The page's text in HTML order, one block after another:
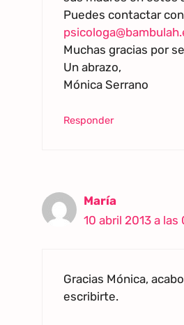
Puedes contactar
Muchas gracias por
Un abrazo,
Mónica Serrano
Responder
María
10 abril 2013 a las
Gracias Mónica,
escribirte.